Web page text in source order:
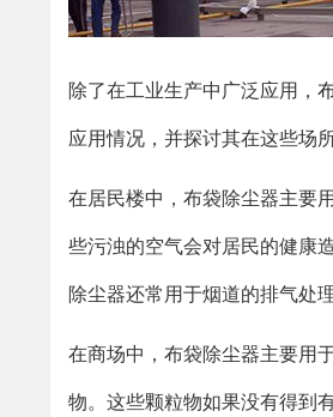
除了在工业生产中广泛应用，
应用情况，并探讨其在这些场
在居民楼中，布袋除尘器主要
些污浊的空气会对居民的健康
除尘器还常用于烟道的排气处
在商场中，布袋除尘器主要用
物。这些颗粒物如果没有得到